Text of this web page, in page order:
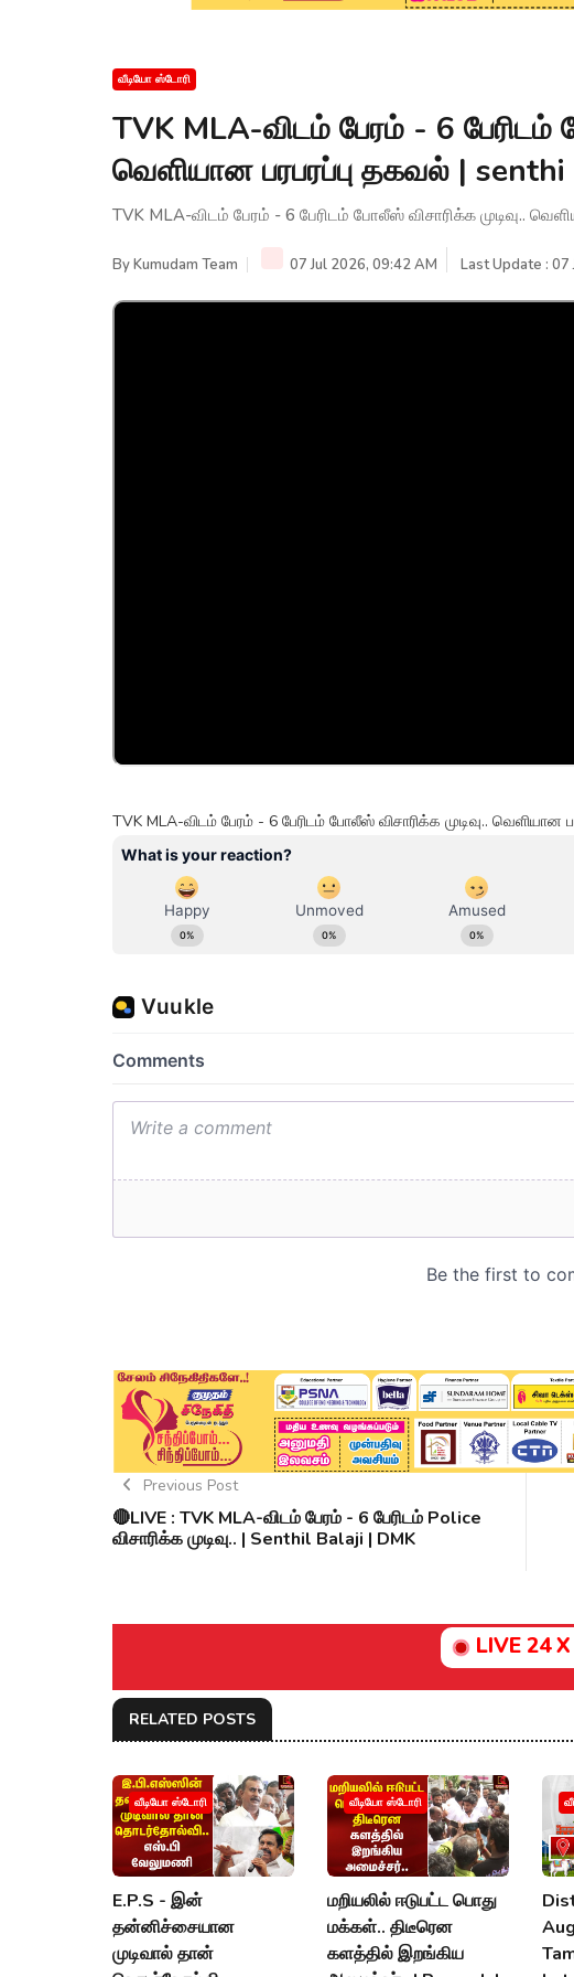
வீடியோ ஸ்டோரி
TVK MLA-விடம் பேரம் - 6 பேரிடம்
வெளியான பரபரப்பு தகவல் |
TVK MLA-விடம் பேரம் - 6 பேரிடம் போலீஸ் விசாரிக்க முடிவு..
ByKumudam Team 07 Jul 2026, 09:42 AM Last Update : 07
TVK MLA-விடம் பேரம் - 6 பேரிடம் போலீஸ் விசாரிக்க முடிவு.. வெளியான
Previous Post
🔴LIVE : TVK MLA-விடம் பேரம் - 6 பேரிடம் Police
விசாரிக்க முடிவு.. | Senthil Balaji | DMK
LIVE 24
RELATED POSTS
வீடியோ ஸ்டோரி
E.P.S - இன்
தன்னிச்சையான
முடிவால் தான்
வீடியோ ஸ்டோரி
மறியலில் ஈடுபட்ட பொது
மக்கள்.. திடீரென
களத்தில் இறங்கிய